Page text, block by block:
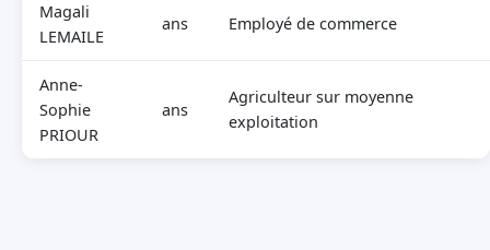
Magali
LEMAILE
ans Employé de commerce
Anne-
Sophie
PRIOUR
ans
Agriculteur sur moyenne
exploitation